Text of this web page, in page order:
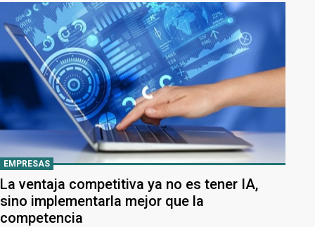
EMPRESAS
La ventaja competitiva ya no es tener IA,
sino implementarla mejor que la
competencia